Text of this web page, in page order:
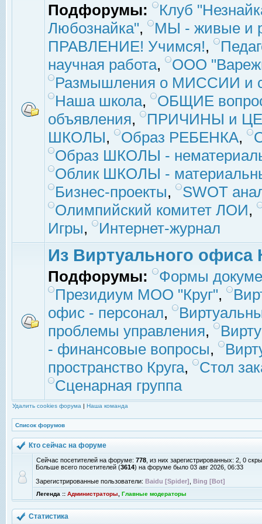
Подфорумы:
Клуб
Любознайка",
МЫ - живые и
ПРАВЛЕНИЕ! Учимся!,
научная работа,
ООО
Размышления о МИССИИ и
Наша школа,
ОБЩИЕ
объявления,
ПРИЧИНЫ и
ШКОЛЫ, Образ РЕБЕНКА,
Образ ШКОЛЫ -
Облик ШКОЛЫ -
Бизнес-проекты,
SWOT
Олимпийский комитет ЛОИ,
Игры, Интернет-журнал
Из Виртуального офиса
Подфорумы:
Формы
Президиум МОО "Круг",
офис - персонал,
проблемы управления,
- финансовые вопросы,
пространство Круга,
Стол
Сценарная группа
Удалить cookies форума | Наша команда
Список форумов
Кто сейчас на форуме
Сейчас посетителей на форуме: 778 , из них зарегистрированных: 2, 0
Больше всего посетителей (3614) на форуме было 03 авг 2026, 06:33
Зарегистрированные пользователи: Baidu [Spider] Bing [Bot]
Легенда :: Администраторы Главные модераторы
Статистика